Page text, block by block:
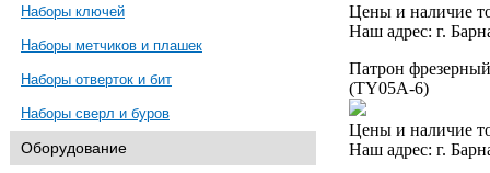
Наборы ключей
Наборы метчиков и плашек
Наборы отверток и бит
Наборы сверл и буров
Оборудование
Цены и наличие
Наш адрес: г.
Патрон
(TY05A-6)
Цены и наличие
Наш адрес: г.